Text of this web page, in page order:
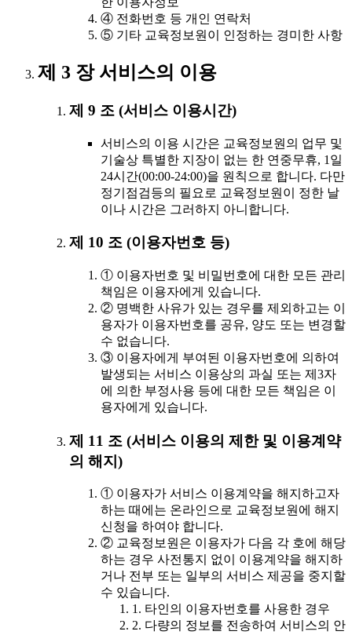
④ 전화번호 등 개인 연락처
⑤ 기타 교육정보원이 인정하는 경미한 사항
제 3 장 서비스의 이용
제 9 조 (서비스 이용시간)
서비스의 이용 시간은 교육정보원의 업무 및
기술상 특별한 지장이 없는 한 연중무휴, 1일
24시간(00:00-24:00)을 원칙으로 합니다. 다만
정기점검등의 필요로 교육정보원이 정한 날
이나 시간은 그러하지 아니합니다.
제 10 조 (이용자번호 등)
① 이용자번호 및 비밀번호에 대한 모든 관리
책임은 이용자에게 있습니다.
② 명백한 사유가 있는 경우를 제외하고는 이
용자가 이용자번호를 공유, 양도 또는 변경할
수 없습니다.
③ 이용자에게 부여된 이용자번호에 의하여
발생되는 서비스 이용상의 과실 또는 제3자
에 의한 부정사용 등에 대한 모든 책임은 이
용자에게 있습니다.
제 11 조 (서비스 이용의 제한 및 이용계약
의 해지)
① 이용자가 서비스 이용계약을 해지하고자
하는 때에는 온라인으로 교육정보원에 해지
신청을 하여야 합니다.
② 교육정보원은 이용자가 다음 각 호에 해당
하는 경우 사전통지 없이 이용계약을 해지하
거나 전부 또는 일부의 서비스 제공을 중지할
수 있습니다.
1. 타인의 이용자번호를 사용한 경우
2. 다량의 정보를 전송하여 서비스의 안